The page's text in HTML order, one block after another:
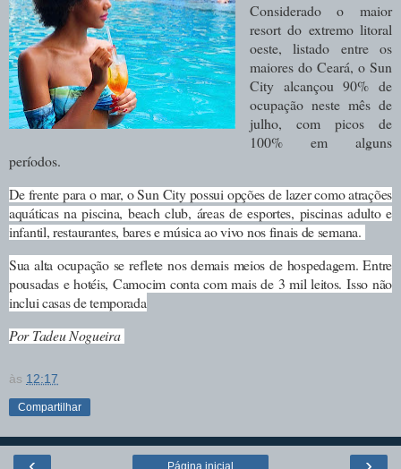
Considerado o maior
resort do extremo litoral
oeste, listado entre os
maiores do Ceará, o Sun
City alcançou 90% de
ocupação neste mês de
julho, com picos de
100% em alguns
períodos.
De frente para o mar, o Sun City possui opções de lazer como atrações
aquáticas na piscina, beach club, áreas de esportes, piscinas adulto e
infantil, restaurantes, bares e música ao vivo nos finais de semana.
Sua alta ocupação se reflete nos demais meios de hospedagem. Entre
pousadas e hotéis, Camocim conta com mais de 3 mil leitos. Isso não
inclui casas de temporada
Por Tadeu Nogueira
às 12:17
Compartilhar
Página inicial